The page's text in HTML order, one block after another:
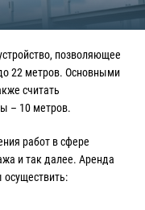
позволяющее
22 метров. Основными
считать
– 10 метров.
работ в сфере
и так далее. Аренда